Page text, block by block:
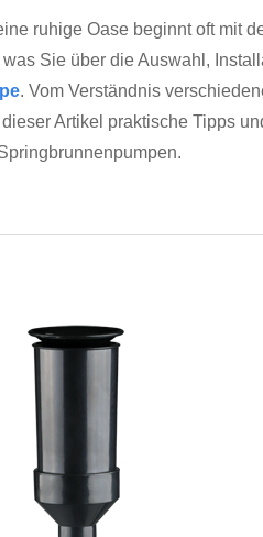
ruhige Oase beginnt oft mit
Sie über die Auswahl,
. Vom Verständnis
Artikel praktische Tipps